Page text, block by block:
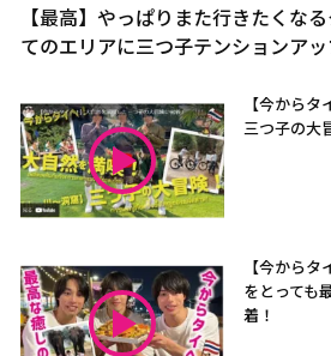
【最高】やっぱりまた行きたくな
てのエリアに三つ子テンションアッ
【今から
三つ子の大
【今から
をとっても
着！